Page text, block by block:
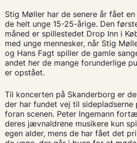
Stig Møller har de senere år fået
de helt unge 15-25-årige. Den
måned er spillestedet Drop Inn i
med unge mennesker, når Stig
og Hans Fagt spiller de gamle
andet her de mange forunderlige
er opstået.
Til koncerten på Skanderborg er
der har fundet vej til sidepladserne
foran scenen. Peter Ingemann
deres jævnaldrene musikere kun
egen alder, mens de har fået det